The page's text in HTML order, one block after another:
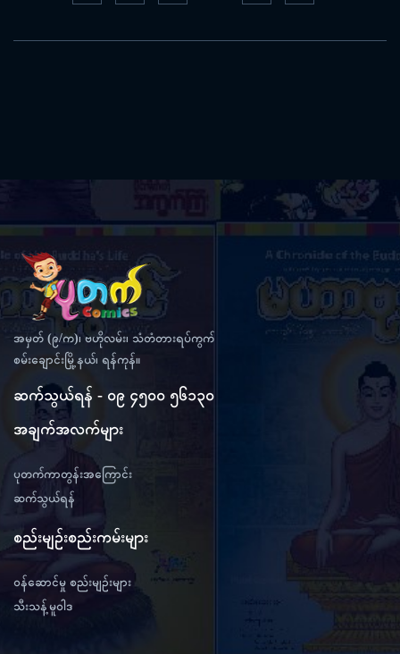
အမှတ် (၉/က)၊ ဗဟိုလမ်း၊ သံတံတားရပ်ကွက်
စမ်းချောင်းမြို့နယ်၊ ရန်ကုန်။
ဆက်သွယ်ရန် - ၀၉ ၄၅၀၀ ၅၆၁၃၀
အချက်အလက်များ
ပုတက်ကာတွန်းအကြောင်း
ဆက်သွယ်ရန်
စည်းမျဉ်းစည်းကမ်းများ
ဝန်ဆောင်မှု စည်းမျဉ်းများ
သီးသန့်မူဝါဒ